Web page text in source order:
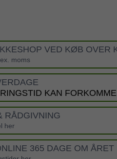
VED KØB OVER
moms
KAN
RÅDGIVNING
her
365 DAGE OM ÅRET